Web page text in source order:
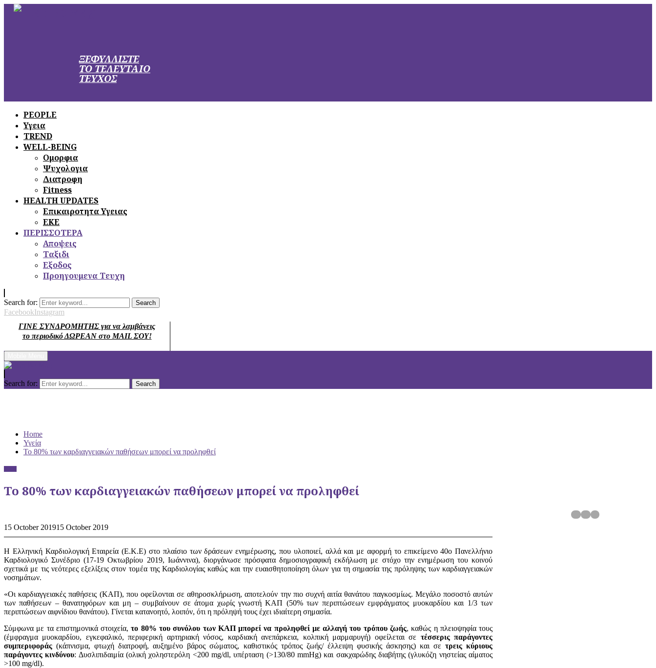
ΞΕΦΥΛΛΙΣΤΕ
ΤΟ ΤΕΛΕΥΤΑΙΟ
ΤΕΥΧΟΣ
PEOPLE
Υγεια
TREND
WELL-BEING
Ομορφια
Ψυχολογια
Διατροφη
Fitness
HEALTH UPDATES
Επικαιροτητα Υγειας
ΕΚΕ
ΠΕΡΙΣΣΟΤΕΡΑ
Αποψεις
Ταξιδι
Εξοδος
Προηγουμενα Τευχη
Search for: Search
FacebookInstagram
ΓΙΝΕ ΣΥΝΔΡΟΜΗΤΗΣ για να λαμβάνεις
το περιοδικό ΔΩΡΕΑΝ στο MAIL ΣΟΥ!
Search for: Search
Home
Υγεία
Το 80% των καρδιαγγειακών παθήσεων μπορεί να προληφθεί
Το 80% των καρδιαγγειακών παθήσεων μπορεί να προληφθεί
15 October 201915 October 2019
Η Ελληνική Καρδιολογική Εταιρεία (Ε.Κ.Ε) στο πλαίσιο των δράσεων ενημέρωσης, που υλοποιεί, αλλά και με αφορμή το επικείμενο 40ο Πανελλήνιο
Καρδιολογικό Συνέδριο (17-19 Οκτωβρίου 2019, Ιωάννινα), διοργάνωσε πρόσφατα δημοσιογραφική εκδήλωση με στόχο την ενημέρωση του κοινού
σχετικά με τις νεότερες εξελίξεις στον τομέα της Καρδιολογίας καθώς και την ευαισθητοποίηση όλων για τη σημασία της πρόληψης των καρδιαγγειακών
νοσημάτων.
«Οι καρδιαγγειακές παθήσεις (ΚΑΠ), που οφείλονται σε αθηροσκλήρωση, αποτελούν την πιο συχνή αιτία θανάτου παγκοσμίως. Μεγάλο ποσοστό αυτών
των παθήσεων – θανατηφόρων και μη – συμβαίνουν σε άτομα χωρίς γνωστή ΚΑΠ (50% των περιπτώσεων εμφράγματος μυοκαρδίου και 1/3 των
περιπτώσεων αιφνίδιου θανάτου). Γίνεται κατανοητό, λοιπόν, ότι η πρόληψή τους έχει ιδιαίτερη σημασία.
Σύμφωνα με τα επιστημονικά στοιχεία,το 80% του συνόλου των ΚΑΠ μπορεί να προληφθεί με αλλαγή του τρόπου ζωής, καθώς η πλειοψηφία τους
(έμφραγμα μυοκαρδίου, εγκεφαλικό, περιφερική αρτηριακή νόσος, καρδιακή ανεπάρκεια, κολπική μαρμαρυγή) οφείλεται σε τέσσερις παράγοντες
συμπεριφοράς(κάπνισμα, φτωχή διατροφή, αυξημένο βάρος σώματος, καθιστικός τρόπος ζωής/ έλλειψη φυσικής άσκησης) και σετρεις κύριους
παράγοντες κινδύνου: Δυσλιπιδαιμία (ολική χοληστερόλη <200 mg/dl, υπέρταση (>130/80 mmHg) και σακχαρώδης διαβήτης (γλυκόζη νηστείας αίματος
>100 mg/dl).